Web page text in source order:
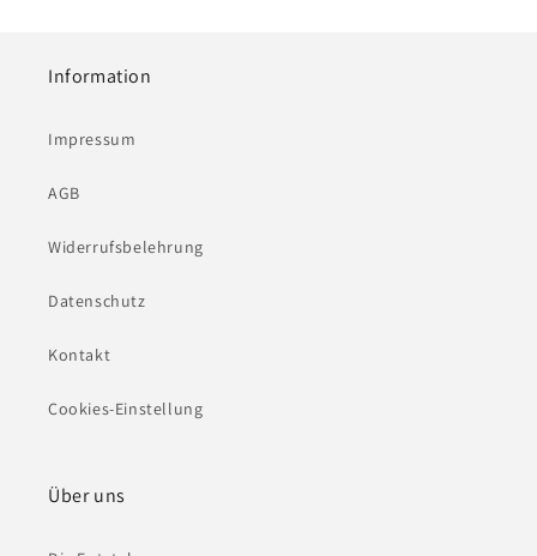
Information
Impressum
AGB
Widerrufsbelehrung
Datenschutz
Kontakt
Cookies-Einstellung
Über uns